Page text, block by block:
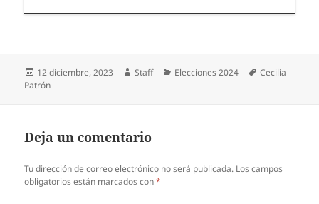
Publicado
el
12 diciembre, 2023 Autor
Staff Categorías
Elecciones 2024 Etiquetas
Cecilia
Patrón
Deja un comentario
Tu dirección de correo electrónico no será publicada. Los campos
obligatorios están marcados con*